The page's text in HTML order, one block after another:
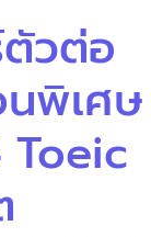
วต่อ
พิเศษ
Toeic